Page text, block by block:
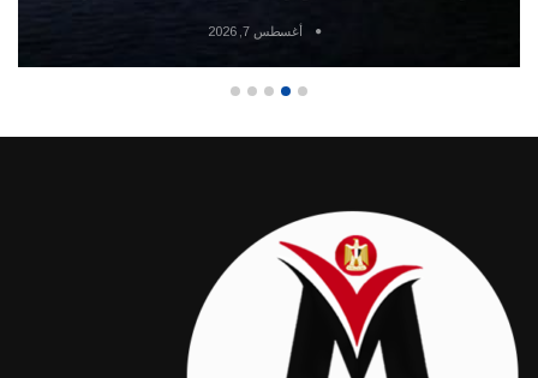
أغسطس 7, 2026